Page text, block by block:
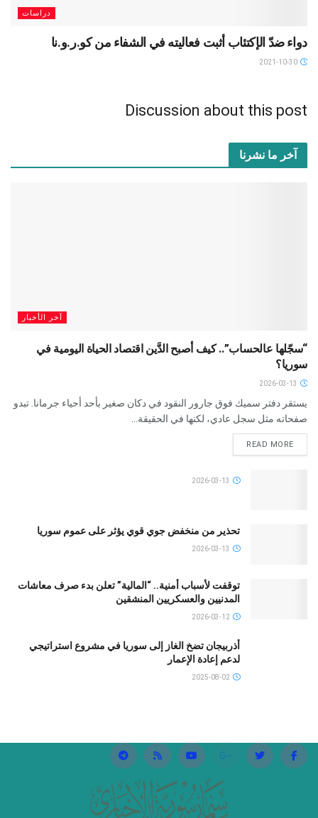
دراسات
دواء ضدّ الإكتئاب أثبت فعاليته في الشفاء من كو.ر.و.نا
Discussion about this post
آخر ما نشرنا
آخر الأخبار
“سجّلها عالحساب”.. كيف أصبح الدَّين اقتصاد الحياة اليومية في
سوريا؟
يستقر دفتر سميك فوق جارور النقود في دكان صغير بأحد أحياء جرمانا. تبدو
صفحاته مثل سجل عادي، لكنها في الحقيقة...
READ MORE
تحذير من منخفض جوي قوي يؤثر على عموم سوريا
توقفت لأسباب أمنية.. “المالية” تعلن بدء صرف معاشات
المدنيين والعسكريين المنشقين
أذربيجان تضخ الغاز إلى سوريا في مشروع استراتيجي
لدعم إعادة الإعمار